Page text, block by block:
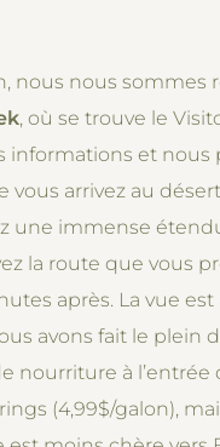
nous nous sommes
, où se trouve le
informations et nous
vous arrivez au
une immense
la route que vous
après. La vue
avons fait le plein
nourriture à l’entrée
(4,99$/galon),